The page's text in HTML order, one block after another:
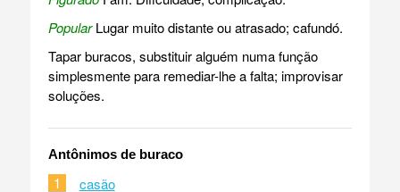
PopularLugar muito distante ou atrasado; cafundó.
Tapar buracos, substituir alguém numa função
simplesmente para remediar-lhe a falta; improvisar
soluções.
Antônimos de buraco
1 casão